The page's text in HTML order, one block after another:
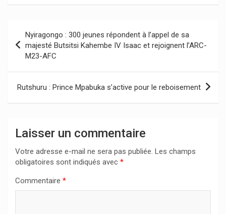
de
l’article
Nyiragongo : 300 jeunes répondent à l’appel de sa
majesté Butsitsi Kahembe IV Isaac et rejoignent l’ARC-
M23-AFC
Rutshuru : Prince Mpabuka s’active pour le reboisement
Laisser un commentaire
Votre adresse e-mail ne sera pas publiée. Les champs
obligatoires sont indiqués avec *
Commentaire *